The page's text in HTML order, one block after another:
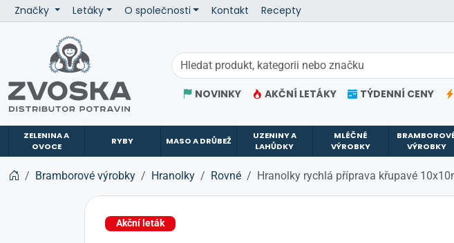
Značky Letáky O společnosti Kontakt Recepty
NOVINKY AKČNÍ LETÁKY TÝDENNÍ CENY
ZELENINA A
OVOCE
RYBY MASO A DRŮBEŽ
UZENINY A
LAHŮDKY
MLÉČNÉ
VÝROBKY
VÝROBKY
Bramborové výrobky Hranolky Rovné Hranolky rychlá příprava křupavé
Akční leták